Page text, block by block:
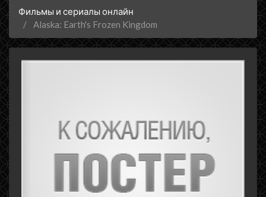
Фильмы и сериалы онлайн
Alaska: Earth's Frozen Kingdom